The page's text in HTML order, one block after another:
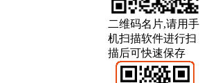
二维码名片,请用手
机扫描软件进行扫
描后可快速保存